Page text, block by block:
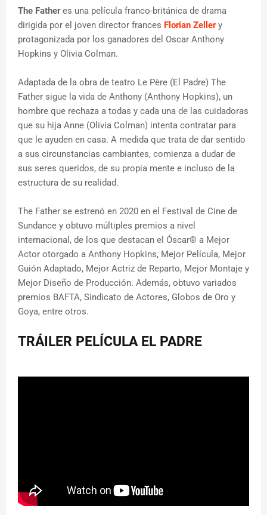
The Fatheres una película franco-británica de drama
dirigida por el joven director frances Florian Zellery
protagonizada por los ganadores del Oscar Anthony
Hopkins y Olivia Colman.
Adaptada de la obra de teatro Le Père (El Padre) The
Father sigue la vida de Anthony (Anthony Hopkins), un
hombre que rechaza a todas y cada una de las cuidadoras
que su hija Anne (Olivia Colman) intenta contratar para
que le ayuden en casa. A medida que trata de dar sentido
a sus circunstancias cambiantes, comienza a dudar de
sus seres queridos, de su propia mente e incluso de la
estructura de su realidad.
The Father se estrenó en 2020 en el Festival de Cine de
Sundance y obtuvo múltiples premios a nivel
internacional, de los que destacan el Óscar® a Mejor
Actor otorgado a Anthony Hopkins, Mejor Película, Mejor
Guión Adaptado, Mejor Actriz de Reparto, Mejor Montaje y
Mejor Diseño de Producción. Además, obtuvo variados
premios BAFTA, Sindicato de Actores, Globos de Oro y
Goya, entre otros.
TRÁILER PELÍCULA EL PADRE